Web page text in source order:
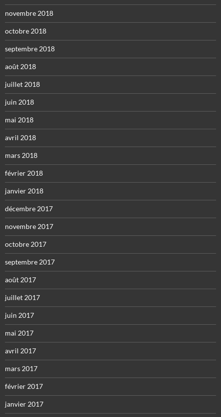
novembre 2018
octobre 2018
septembre 2018
août 2018
juillet 2018
juin 2018
mai 2018
avril 2018
mars 2018
février 2018
janvier 2018
décembre 2017
novembre 2017
octobre 2017
septembre 2017
août 2017
juillet 2017
juin 2017
mai 2017
avril 2017
mars 2017
février 2017
janvier 2017